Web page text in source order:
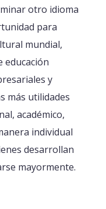
otro idioma
para
mundial,
educación
y
más utilidades
académico,
individual
desarrollan
mayormente.